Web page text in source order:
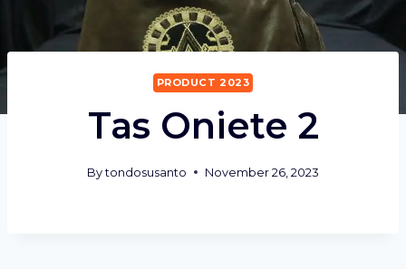
PRODUCT 2023
Tas Oniete 2
By tondosusanto November 26, 2023